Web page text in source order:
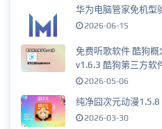
华为电脑管家免机型
2026-06-15
免费听歌软件 酷狗概
v1.6.3 酷狗第三方软
2026-05-06
纯净囧次元动漫
2026-03-30